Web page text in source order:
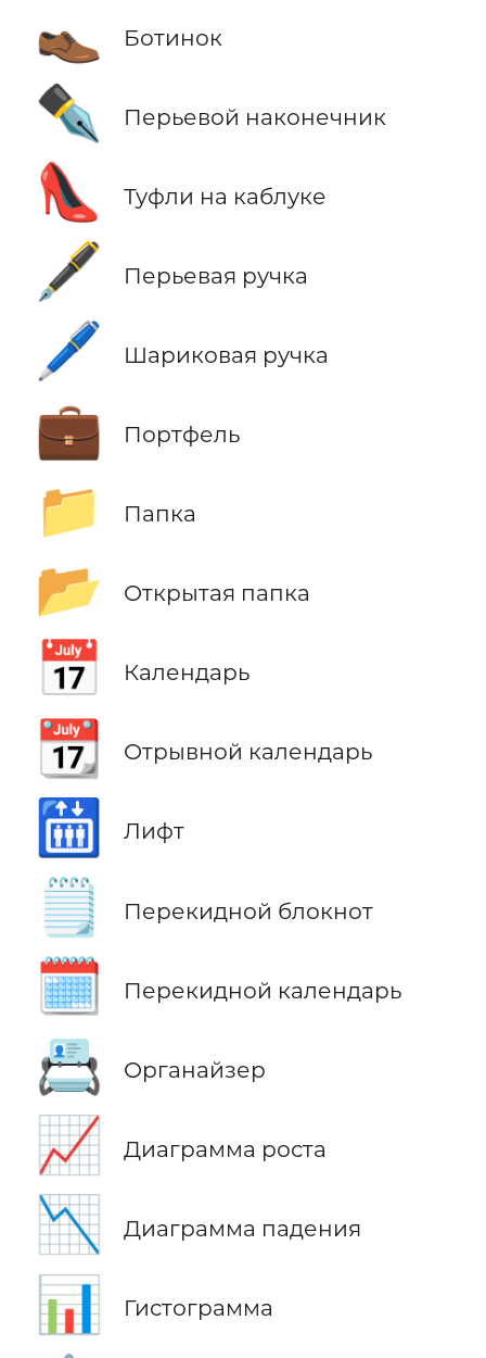
👞 Ботинок
✒️ Перьевой наконечник
👠 Туфли на каблуке
🖋️ Перьевая ручка
🖊️ Шариковая ручка
💼 Портфель
📁 Папка
📂 Открытая папка
📅 Календарь
📆 Отрывной календарь
🛗 Лифт
🗒️ Перекидной блокнот
🗓️ Перекидной календарь
📇 Органайзер
📈 Диаграмма роста
📉 Диаграмма падения
📊 Гистограмма